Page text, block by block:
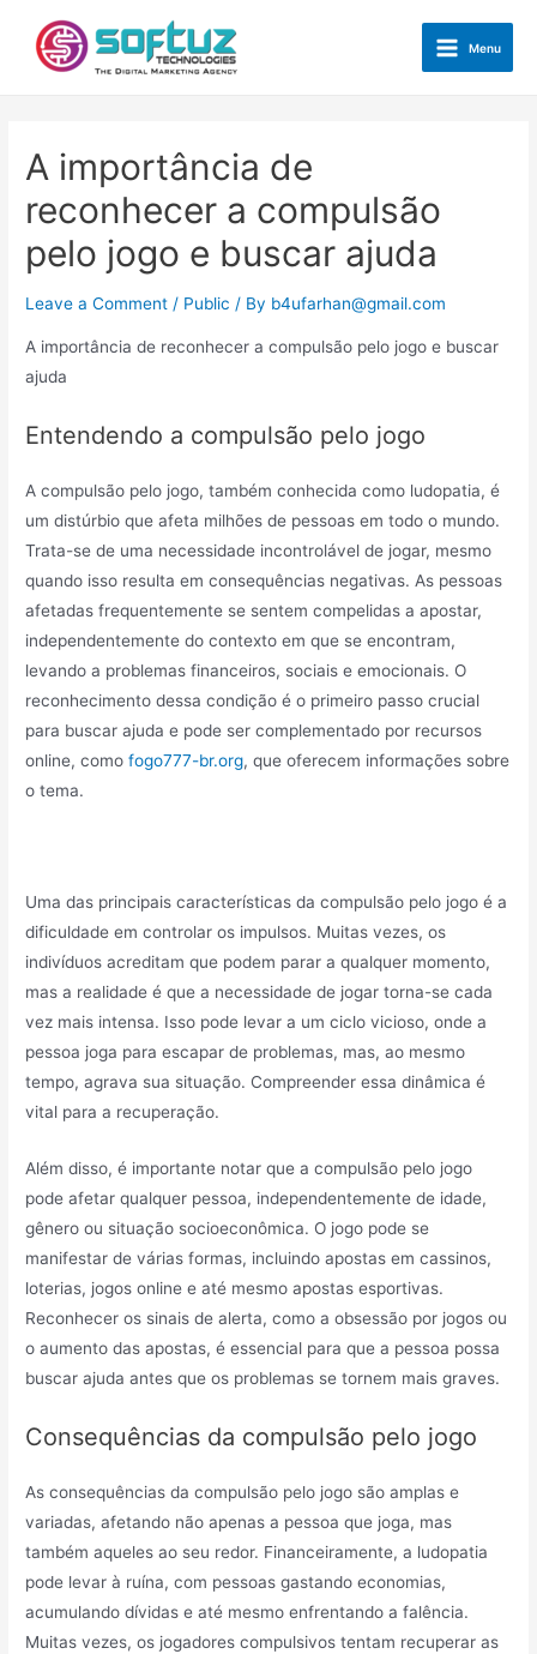
content
Main
Menu
A importância de
reconhecer a compulsão
pelo jogo e buscar ajuda
Leave a Comment / Public / By b4ufarhan@gmail.com
A importância de reconhecer a compulsão pelo jogo e buscar
ajuda
Entendendo a compulsão pelo jogo
A compulsão pelo jogo, também conhecida como ludopatia, é
um distúrbio que afeta milhões de pessoas em todo o mundo.
Trata-se de uma necessidade incontrolável de jogar, mesmo
quando isso resulta em consequências negativas. As pessoas
afetadas frequentemente se sentem compelidas a apostar,
independentemente do contexto em que se encontram,
levando a problemas financeiros, sociais e emocionais. O
reconhecimento dessa condição é o primeiro passo crucial
para buscar ajuda e pode ser complementado por recursos
online, comofogo777-br.org, que oferecem informações sobre
o tema.
Uma das principais características da compulsão pelo jogo é a
dificuldade em controlar os impulsos. Muitas vezes, os
indivíduos acreditam que podem parar a qualquer momento,
mas a realidade é que a necessidade de jogar torna-se cada
vez mais intensa. Isso pode levar a um ciclo vicioso, onde a
pessoa joga para escapar de problemas, mas, ao mesmo
tempo, agrava sua situação. Compreender essa dinâmica é
vital para a recuperação.
Além disso, é importante notar que a compulsão pelo jogo
pode afetar qualquer pessoa, independentemente de idade,
gênero ou situação socioeconômica. O jogo pode se
manifestar de várias formas, incluindo apostas em cassinos,
loterias, jogos online e até mesmo apostas esportivas.
Reconhecer os sinais de alerta, como a obsessão por jogos ou
o aumento das apostas, é essencial para que a pessoa possa
buscar ajuda antes que os problemas se tornem mais graves.
Consequências da compulsão pelo jogo
As consequências da compulsão pelo jogo são amplas e
variadas, afetando não apenas a pessoa que joga, mas
também aqueles ao seu redor. Financeiramente, a ludopatia
pode levar à ruína, com pessoas gastando economias,
acumulando dívidas e até mesmo enfrentando a falência.
Muitas vezes, os jogadores compulsivos tentam recuperar as